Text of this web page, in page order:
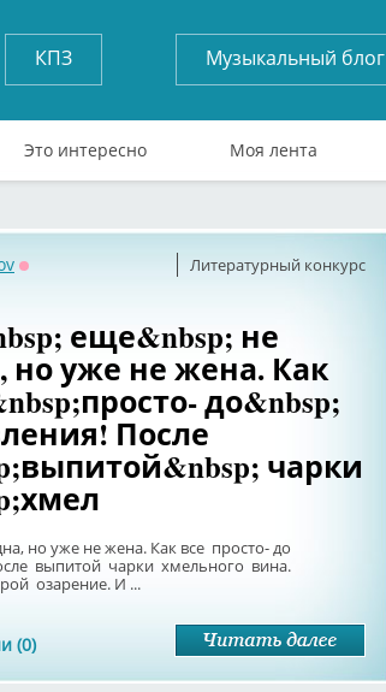
КПЗ Музыкальный блог
Это интересно Моя лента
Литературный конкурс
еще&nbsp; не
но уже не жена. Как
до&nbsp;
После
чарки
но уже не жена. Как все просто- до
выпитой чарки хмельного вина.
озарение. И ...
(0)